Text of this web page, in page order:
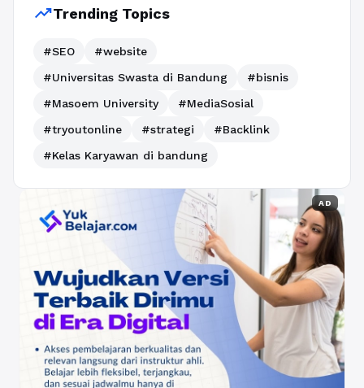
trending_upTrending Topics
#SEO
#website
#Universitas Swasta di Bandung
#bisnis
#Masoem University
#MediaSosial
#tryoutonline
#strategi
#Backlink
#Kelas Karyawan di bandung
AD